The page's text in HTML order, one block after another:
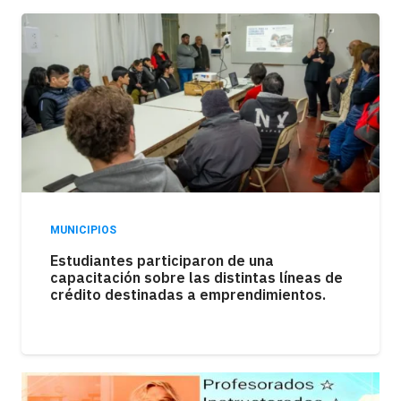
Los kioscos atraviesan una fuerte caída en
las ventas como consecuencia de la